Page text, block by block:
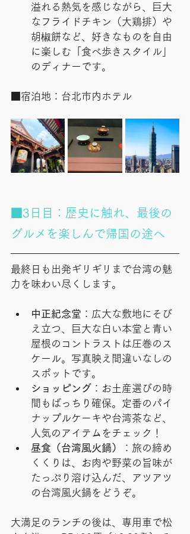
溢れる熱気を感じながら、巨大
なフライドチキン（大鶏排）や
胡椒餅など、好きなものを自由
に楽しむ「食べ歩きスタイル」
のディナーです。
■宿泊地：台北市内ホテル
■3日目：歴史に触れ、最後の
グルメを楽しんで帰国の途へ
最終日も出発ギリギリまで台湾の魅
力を味わい尽くします。
中正紀念堂 ：広大な敷地にそび
え立つ、巨大な白い本堂と青い
屋根のコントラストは圧巻のス
ケール。写真映え間違いなしの
スポットです。
ショッピング ：お土産選びの時
間もばっちり確保。定番のパイ
ナップルケーキや台湾茶など、
人気のアイテムをチェック！
昼食（台湾風火鍋）
：旅の締め
くくりは、お肉や野菜の旨味が
たっぷり溶け込んだ、アツアツ
の台湾風火鍋をどうぞ。
大満足のランチの後は、専用車で松